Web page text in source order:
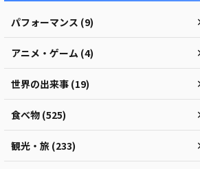
パフォーマンス (9)
アニメ・ゲーム (4)
世界の出来事 (19)
食べ物 (525)
観光・旅 (233)